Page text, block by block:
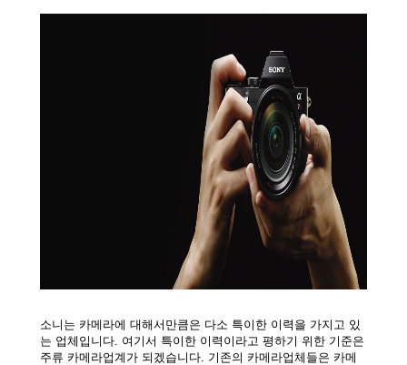
소니는 카메라에 대해서만큼은 다소 특이한 이력을 가지고 있
는 업체입니다. 여기서 특이한 이력이라고 평하기 위한 기준은
주류 카메라업계가 되겠습니다. 기존의 카메라업체들은 카메